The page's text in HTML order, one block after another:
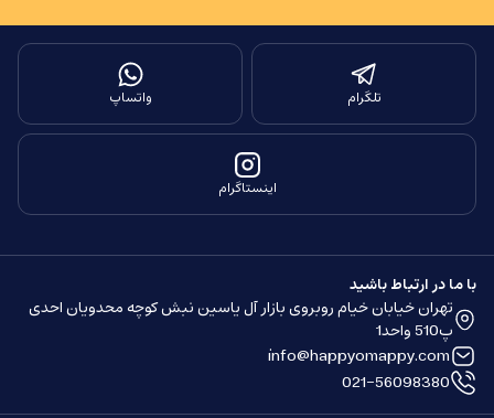
تلگرام واتساپ
اینستاگرام
با ما در ارتباط باشید
تهران خیابان خیام روبروی بازار آل یاسین نبش کوچه محدویان احدی
پ510 واحد1
info@happyomappy.com
021-56098380